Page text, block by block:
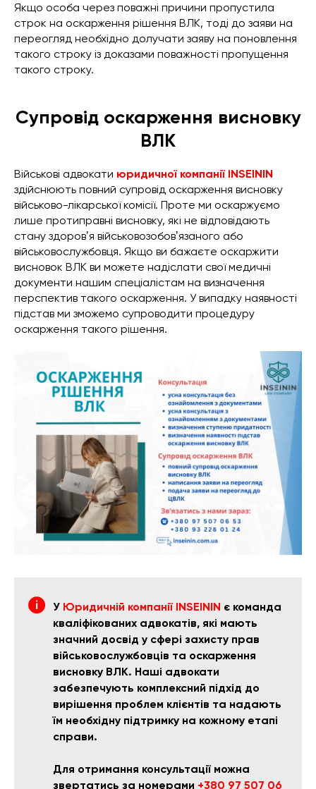
Якщо особа через поважні причини пропустила
строк на оскарження рішення ВЛК, тоді до заяви на
переогляд необхідно долучати заяву на поновлення
такого строку із доказами поважності пропущення
такого строку.
Супровід оскарження висновку
ВЛК
Військові адвокати юридичної компанії INSEININ
здійснюють повний супровід оскарження висновку
військово-лікарської комісії. Проте ми оскаржуємо
лише протиправні висновку, які не відповідають
стану здоровʼя військовозобовʼязаного або
військовослужбовця. Якщо ви бажаєте оскаржити
висновок ВЛК ви можете надіслати свої медичні
документи нашим спеціалістам на визначення
перспектив такого оскарження. У випадку наявності
підстав ми зможемо супроводити процедуру
оскарження такого рішення.
У Юридичній компанії INSEININ є команда
кваліфікованих адвокатів, які мають
значний досвід у сфері захисту прав
військовослужбовців та оскарження
висновку ВЛК. Наші адвокати
забезпечують комплексний підхід до
вирішення проблем клієнтів та надають
їм необхідну підтримку на кожному етапі
справи.
Для отримання консультації можна
звертатись за номерами +380 97 507 06